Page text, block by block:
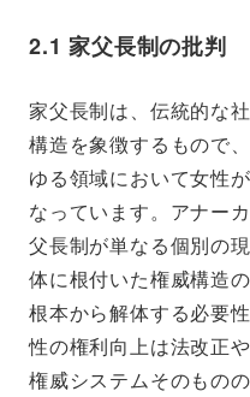
2.1 家父長制の批判
家父長制は、伝統的な
構造を象徴するもので
ゆる領域において女性
なっています。アナー
父長制が単なる個別の
体に根付いた権威構造
根本から解体する必要
性の権利向上は法改正
権威システムそのもの